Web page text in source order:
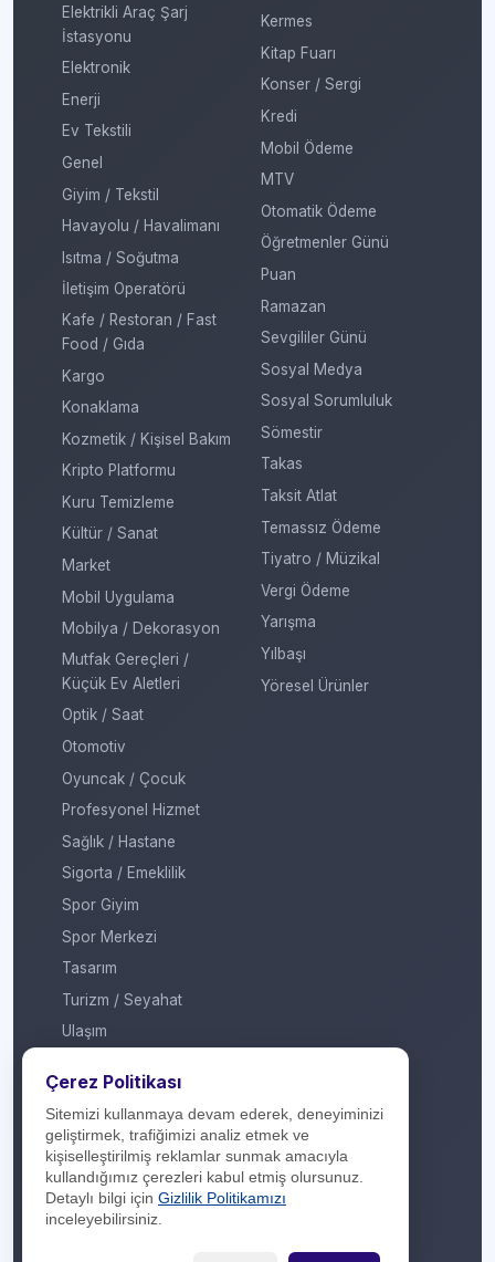
Elektrikli Araç Şarj
İstasyonu
Elektronik
Enerji
Ev Tekstili
Genel
Giyim / Tekstil
Havayolu / Havalimanı
Isıtma / Soğutma
İletişim Operatörü
Kafe / Restoran / Fast
Food / Gıda
Kargo
Konaklama
Kozmetik / Kişisel Bakım
Kripto Platformu
Kuru Temizleme
Kültür / Sanat
Market
Mobil Uygulama
Mobilya / Dekorasyon
Mutfak Gereçleri /
Küçük Ev Aletleri
Optik / Saat
Otomotiv
Oyuncak / Çocuk
Profesyonel Hizmet
Sağlık / Hastane
Sigorta / Emeklilik
Spor Giyim
Spor Merkezi
Tasarım
Turizm / Seyahat
Ulaşım
Yapı Marketi
Yurt Dışı / Duty Free
Kermes
Kitap Fuarı
Konser / Sergi
Kredi
Mobil Ödeme
MTV
Otomatik Ödeme
Öğretmenler Günü
Puan
Ramazan
Sevgililer Günü
Sosyal Medya
Sosyal Sorumluluk
Sömestir
Takas
Taksit Atlat
Temassız Ödeme
Tiyatro / Müzikal
Vergi Ödeme
Yarışma
Yılbaşı
Yöresel Ürünler
Hakkımızda
İletişim
Çerez Politikası
Sitemizi kullanmaya devam ederek, deneyiminizi
geliştirmek, trafiğimizi analiz etmek ve
kişiselleştirilmiş reklamlar sunmak amacıyla
kullandığımız çerezleri kabul etmiş olursunuz.
Detaylı bilgi için Gizlilik Politikamızı
inceleyebilirsiniz.